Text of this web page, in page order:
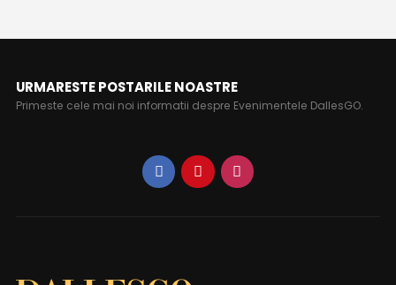
URMARESTE POSTARILE NOASTRE
Primeste cele mai noi informatii despre Evenimentele DallesGO.